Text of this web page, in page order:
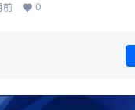
前 0